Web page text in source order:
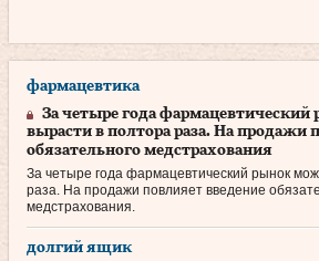
фармацевтика
За четыре года
вырасти в полтора раза. На продажи
обязательного медстрахования
За четыре года фармацевтический рынок
раза. На продажи повлияет введение
медстрахования.
долгий ящик